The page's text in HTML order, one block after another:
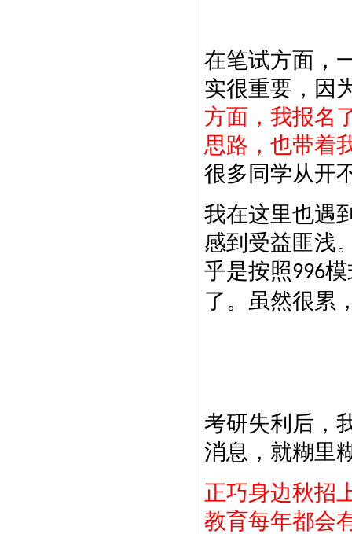
在笔试方面，
实很重要，因
方面，我报名
思路，也带着
很多同学从开
我在这里也遇
感到受益匪浅
乎是按照996模
了。虽然很累
考研失利后，
消息，就糊里
正巧身边秋招
教育每年都会